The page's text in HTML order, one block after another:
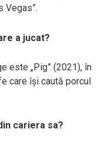
Vegas”.
a jucat?
este „Pig” (2021), în
care își caută porcul
cariera sa?